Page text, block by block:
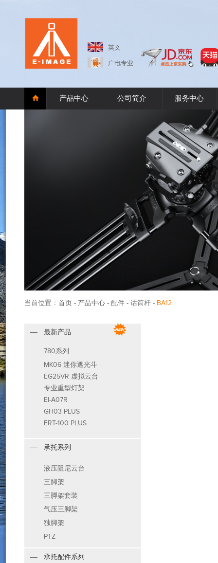
英文
广电专业
产品中心 公司简介 服务中心
当前位置： 首页 - 产品中心 - 配件 - 话筒杆 - BA12
最新产品
780系列
MK06 迷你遮光斗
EG25VR 虚拟云台
专业重型灯架
EI-A07R
GH03 PLUS
ERT-100 PLUS
承托系列
液压阻尼云台
三脚架
三脚架套装
气压三脚架
独脚架
PTZ
承托配件系列